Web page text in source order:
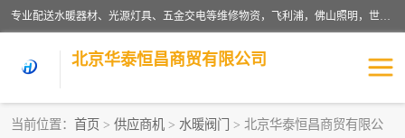
专业配送水暖器材、光源灯具、五金交电等维修物资，飞利浦，佛山照明，世达，博世，九牧，特陶等各产品涉及国内外知名品牌。公司专注与物业、学校、酒店、工厂等单位合作，提供一站式配送服务，降低客户综合成本。依托电子商务改变传统模式，以专业的团队为客户提供24H物资配送到达，货到月结、统一开票，便捷退换等服务，提高了企业的运营效率。
北京华泰恒昌商贸有限公司
当前位置： 首页 > 供应商机 > 水暖阀门
> 北京华泰恒昌商贸有限公